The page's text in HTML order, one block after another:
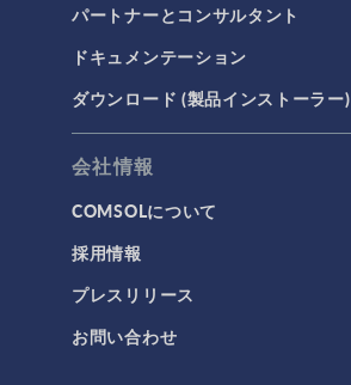
パートナーとコンサルタント
ドキュメンテーション
ダウンロード (製品インストーラー)
会社情報
COMSOLについて
採用情報
プレスリリース
お問い合わせ